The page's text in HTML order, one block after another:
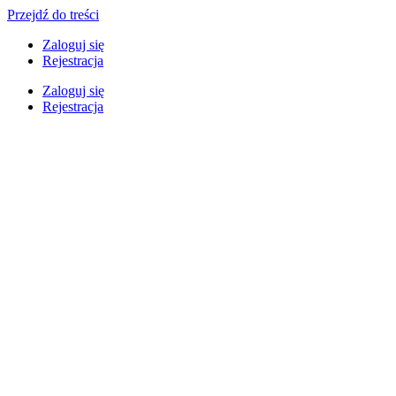
Przejdź do treści
Zaloguj się
Rejestracja
Zaloguj się
Rejestracja